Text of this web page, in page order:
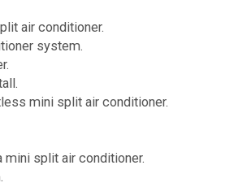
air conditioner.
system.
mini split air conditioner.
mini split air conditioner.